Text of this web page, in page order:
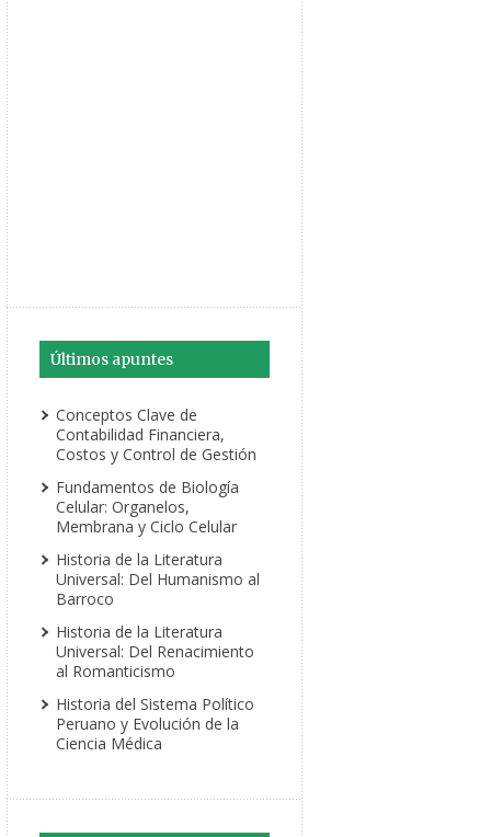
Últimos apuntes
Conceptos Clave de
Contabilidad Financiera,
Costos y Control de Gestión
Fundamentos de Biología
Celular: Organelos,
Membrana y Ciclo Celular
Historia de la Literatura
Universal: Del Humanismo al
Barroco
Historia de la Literatura
Universal: Del Renacimiento
al Romanticismo
Historia del Sistema Político
Peruano y Evolución de la
Ciencia Médica